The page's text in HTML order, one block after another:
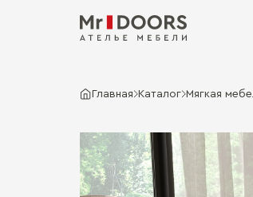
Главная Каталог Мягкая